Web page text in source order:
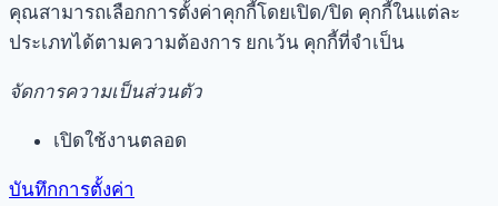
คุณสามารถเลือกการตั้งค่าคุกกี้โดยเปิด/ปิด คุกกี้ในแต่ละ
ประเภทได้ตามความต้องการ ยกเว้น คุกกี้ที่จำเป็น
จัดการความเป็นส่วนตัว
เปิดใช้งานตลอด
บันทึกการตั้งค่า